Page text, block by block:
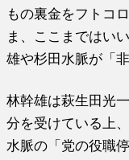
もの裏金をフトコ
ま、ここまではい
雄や杉田水脈が「
林幹雄は萩生田光
分を受けている上
水脈の「党の役職